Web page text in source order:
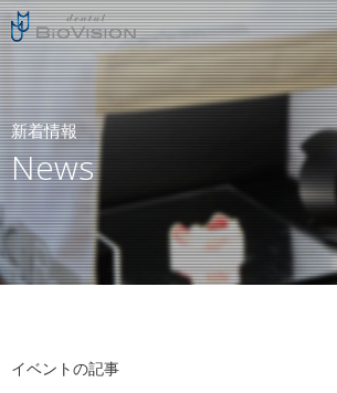
新着情報
News
イベントの記事